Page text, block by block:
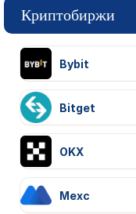
Криптобиржи
Bybit
Bitget
OKX
Mexc